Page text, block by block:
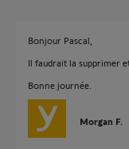
Bonjour Pascal,
Il faudrait la supprimer
Bonne journée.
Morgan F.